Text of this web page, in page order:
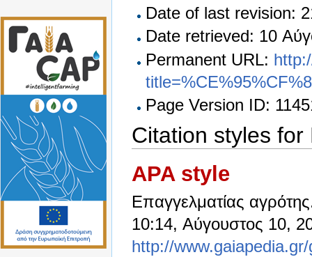
Date of last revision:
Date retrieved: 10
Permanent URL:
Page Version ID:
Citation styles for
APA style
Επαγγελματίας
10:14, Αύγουστος 10,
http://